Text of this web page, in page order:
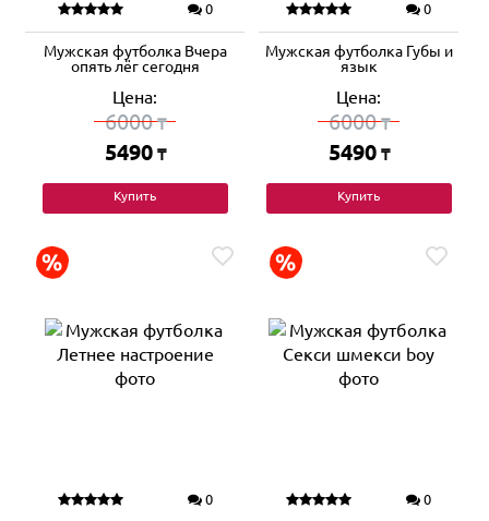
0
Мужская футболка Вчера
опять лёг сегодня
Цена:
6000₸
5490 ₸
Купить
0
Мужская футболка Губы и
язык
Цена:
6000₸
5490 ₸
Купить
0 0